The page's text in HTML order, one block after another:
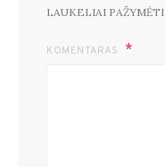
LAUKELIAI PAŽYMĖTI
KOMENTARAS